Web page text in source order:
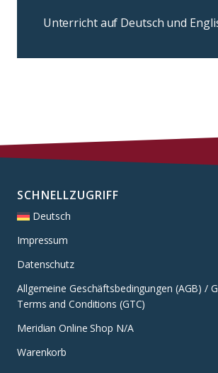
Unterricht auf Deutsch und
SCHNELLZUGRIFF
Deutsch
Impressum
Datenschutz
Allgemeine Geschäftsbedingungen (AGB) /
Terms and Conditions (GTC)
Meridian Online Shop N/A
Warenkorb